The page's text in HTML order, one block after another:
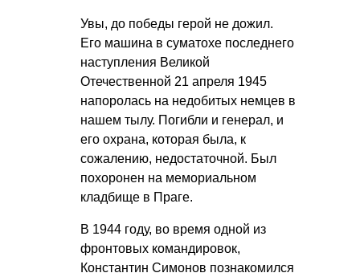
Увы, до победы герой не дожил.
Его машина в суматохе последнего
наступления Великой
Отечественной 21 апреля 1945
напоролась на недобитых немцев в
нашем тылу. Погибли и генерал, и
его охрана, которая была, к
сожалению, недостаточной. Был
похоронен на мемориальном
кладбище в Праге.
В 1944 году, во время одной из
фронтовых командировок,
Константин Симонов познакомился